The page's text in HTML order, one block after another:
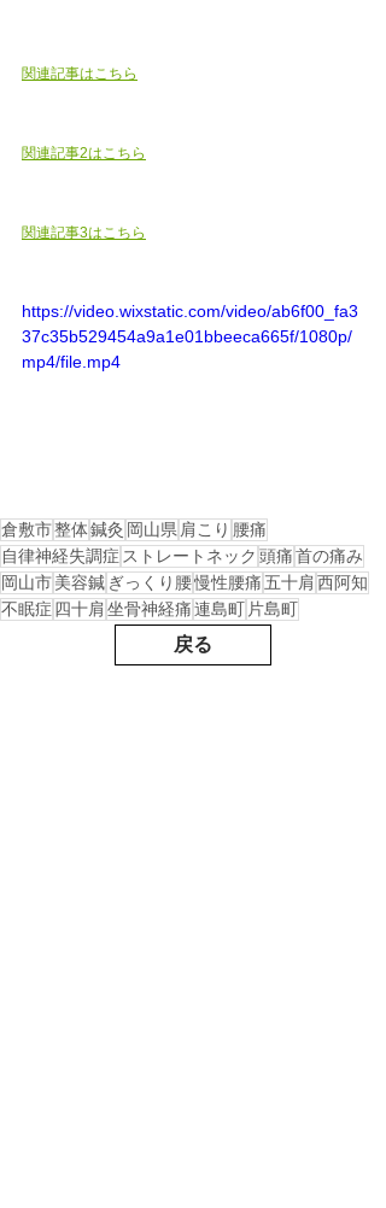
関連記事はこちら
関連記事2はこちら
関連記事3はこちら
https://video.wixstatic.com/video/ab6f00_fa3
37c35b529454a9a1e01bbeeca665f/1080p/
mp4/file.mp4
倉敷市整体鍼灸 岡山県 肩こり 腰痛
自律神経失調症 ストレートネック 頭痛首の痛み
岡山市美容鍼 ぎっくり腰慢性腰痛 五十肩西阿知
不眠症 四十肩坐骨神経痛連島町 片島町
戻る